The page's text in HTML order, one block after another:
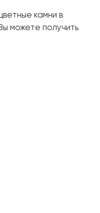
золото, 750 проба
камни в
можете получить